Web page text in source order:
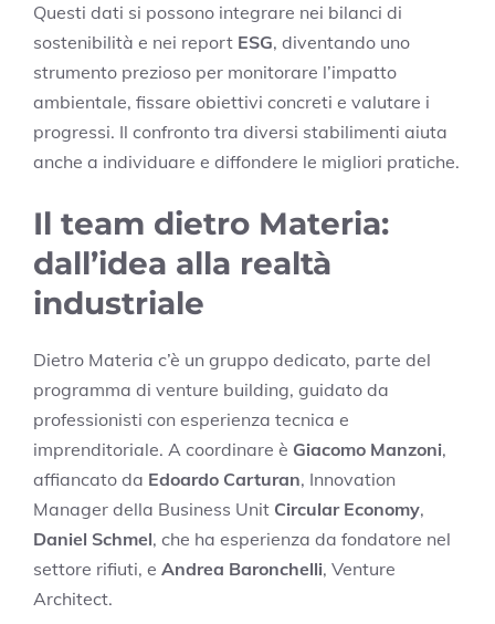
Questi dati si possono integrare nei bilanci di
sostenibilità e nei report ESG, diventando uno
strumento prezioso per monitorare l’impatto
ambientale, fissare obiettivi concreti e valutare i
progressi. Il confronto tra diversi stabilimenti aiuta
anche a individuare e diffondere le migliori pratiche.
Il team dietro Materia:
dall’idea alla realtà
industriale
Dietro Materia c’è un gruppo dedicato, parte del
programma di venture building, guidato da
professionisti con esperienza tecnica e
imprenditoriale. A coordinare è Giacomo Manzoni,
affiancato da Edoardo Carturan, Innovation
Manager della Business Unit Circular Economy,
Daniel Schmel, che ha esperienza da fondatore nel
settore rifiuti, e Andrea Baronchelli, Venture
Architect.